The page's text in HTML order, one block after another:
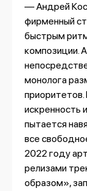
— Андрей
фирменный
быстрым
композиции.
монолога
искренность
пытается
все
2022 году
релизами
образом»,